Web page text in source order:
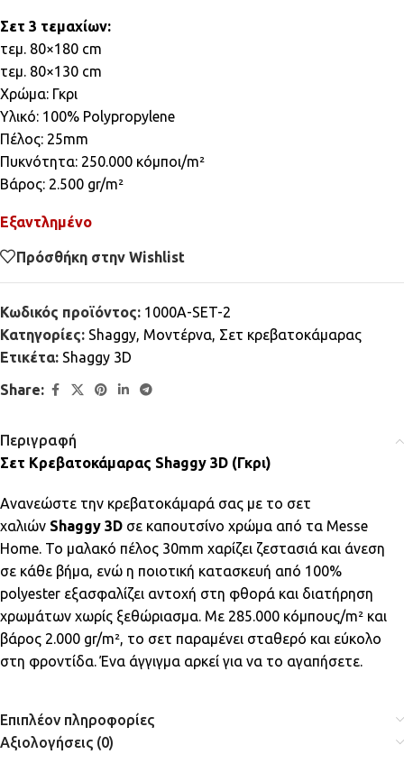
Σετ 3 τεμαχίων:
τεμ. 80×180 cm
τεμ. 80×130 cm
Χρώμα: Γκρι
Υλικό: 100% Polypropylene
Πέλος: 25mm
Πυκνότητα: 250.000 κόμποι/m²
Βάρος: 2.500 gr/m²
Εξαντλημένο
Πρόσθήκη στην Wishlist
Κωδικός προϊόντος: 1000A-SET-2
Κατηγορίες: Shaggy, Μοντέρνα, Σετ κρεβατοκάμαρας
Ετικέτα: Shaggy 3D
Share:
Περιγραφή
Σετ Κρεβατοκάμαρας Shaggy 3D (Γκρι)
Ανανεώστε την κρεβατοκάμαρά σας με το σετ
χαλιών Shaggy 3D σε καπουτσίνο χρώμα από τα Messe
Home. Το μαλακό πέλος 30mm χαρίζει ζεστασιά και άνεση
σε κάθε βήμα, ενώ η ποιοτική κατασκευή από 100%
polyester εξασφαλίζει αντοχή στη φθορά και διατήρηση
χρωμάτων χωρίς ξεθώριασμα. Με 285.000 κόμπους/m² και
βάρος 2.000 gr/m², το σετ παραμένει σταθερό και εύκολο
στη φροντίδα. Ένα άγγιγμα αρκεί για να το αγαπήσετε.
Επιπλέον πληροφορίες
Αξιολογήσεις (0)